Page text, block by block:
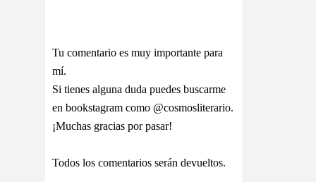
Tu comentario es muy importante para
mí.
Si tienes alguna duda puedes buscarme
en bookstagram como @cosmosliterario.
¡Muchas gracias por pasar!
Todos los comentarios serán devueltos.